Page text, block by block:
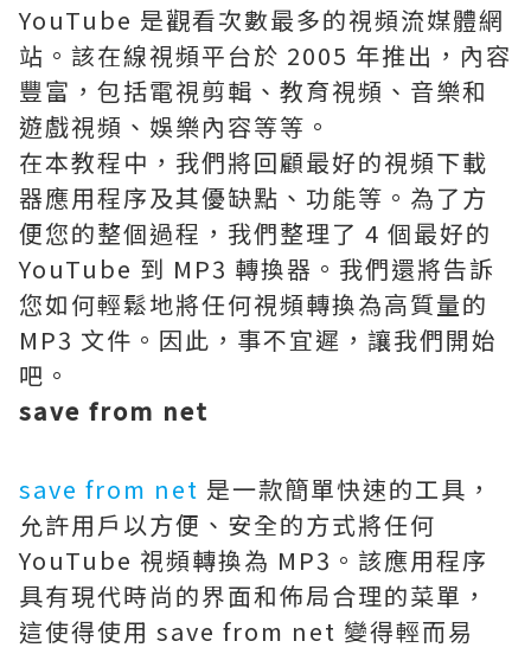
YouTube 是觀看次數最多的視頻流媒體網
站。該在線視頻平台於 2005 年推出，內容
豐富，包括電視剪輯、教育視頻、音樂和
遊戲視頻、娛樂內容等等。
在本教程中，我們將回顧最好的視頻下載
器應用程序及其優缺點、功能等。為了方
便您的整個過程，我們整理了 4 個最好的
YouTube 到 MP3 轉換器。我們還將告訴
您如何輕鬆地將任何視頻轉換為高質量的
MP3 文件。因此，事不宜遲，讓我們開始
吧。
save from net